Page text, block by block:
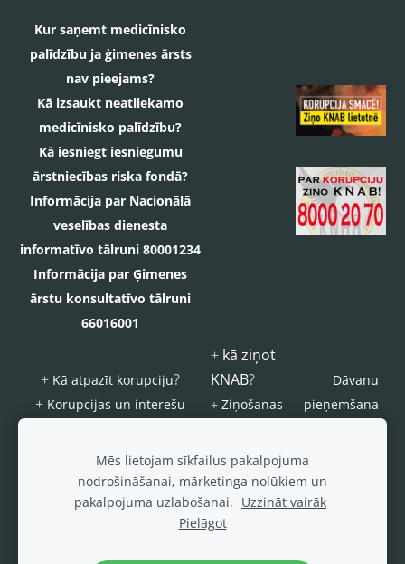
Kur saņemt medicīnisko
palīdzību ja ģimenes ārsts
nav pieejams?
Kā izsaukt neatliekamo
medicīnisko palīdzību?
Kā iesniegt iesniegumu
ārstniecības riska fondā?
Informācija par Nacionālā
veselības dienesta
informatīvo tālruni 80001234
Informācija par Ģimenes
ārstu konsultatīvo tālruni
66016001
+ Kā atpazīt korupciju?
+ Korupcijas un interešu
kārtība
+ kā ziņot
KNAB?
+ Ziņošanas
"Ziņo
KNAB!"
Dāvanu
pieņemšana
Šajā interneta vietnē ievietotie foto un video materiāli, ja nav norādīts
citādāk, tiek izplatīti saskaņā arCC 4.0 Starptautisks
Universāls (CC0 1.0)licences noteikumiem.
Mēs lietojam sīkfailus pakalpojuma
nodrošināšanai, mārketinga nolūkiem un
pakalpojuma uzlabošanai. Uzzināt vairāk
Pielāgot